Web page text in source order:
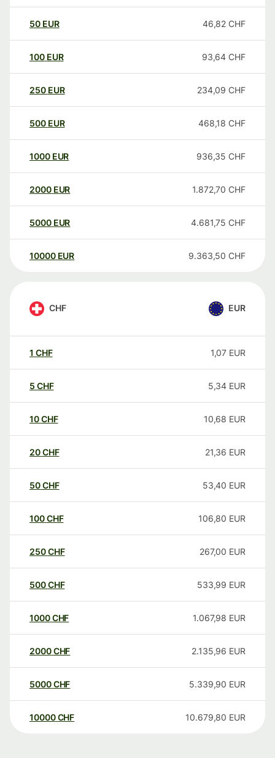
50 EUR 46,82 CHF
100 EUR 93,64 CHF
250 EUR 234,09 CHF
500 EUR 468,18 CHF
1000 EUR 936,35 CHF
2000 EUR 1.872,70 CHF
5000 EUR 4.681,75 CHF
10000 EUR 9.363,50 CHF
CHF EUR
1 CHF 1,07 EUR
5 CHF 5,34 EUR
10CHF 10,68 EUR
20CHF 21,36 EUR
50CHF 53,40 EUR
100CHF 106,80 EUR
250CHF 267,00 EUR
500CHF 533,99 EUR
1000CHF 1.067,98 EUR
2000CHF 2.135,96 EUR
5000CHF 5.339,90 EUR
10000 CHF 10.679,80 EUR